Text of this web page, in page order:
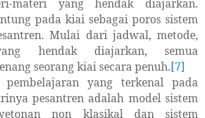
materi yang hendak diajarkan.
pada kiai sebagai poros sistem
Mulai dari jadwal, metode,
hendak diajarkan, semua
seorang kiai secara penuh.[7]
yang terkenal pada
pesantren adalah model sistem
non klasikal dan sistem